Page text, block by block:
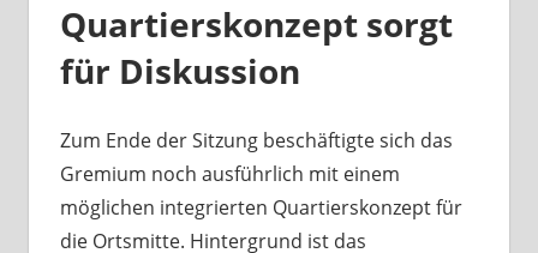
Quartierskonzept sorgt
für Diskussion
Zum Ende der Sitzung beschäftigte sich das
Gremium noch ausführlich mit einem
möglichen integrierten Quartierskonzept für
die Ortsmitte. Hintergrund ist das